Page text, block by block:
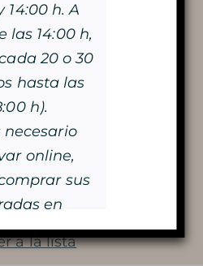
VELAS
más
prensa anterior
a la lista
de prensa
14:00 h. A
las 14:00 h,
20 o 30
hasta las
h).
necesario
online,
sus
en
pronto!